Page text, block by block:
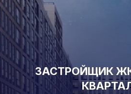
ЗАСТРОЙЩИК